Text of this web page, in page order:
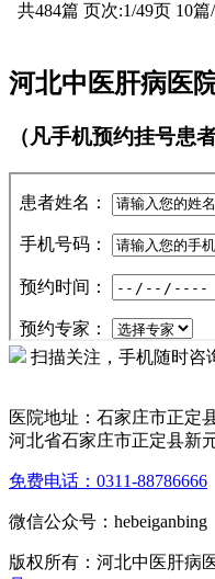
共484篇 页次:1/49页 10篇
河北中医肝病医
（凡手机预约挂号患
扫描关注，手机随时咨
医院地址：石家庄市正定
河北省石家庄市正定县新
免费电话：0311-88786666
微信公众号：hebeiganbing
版权所有：河北中医肝病